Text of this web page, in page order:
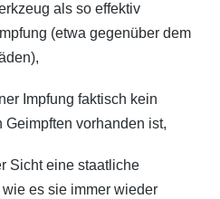
als so effektiv
(etwa gegenüber dem
Impfung faktisch kein
vorhanden ist,
Sicht eine staatliche
wie es sie immer wieder